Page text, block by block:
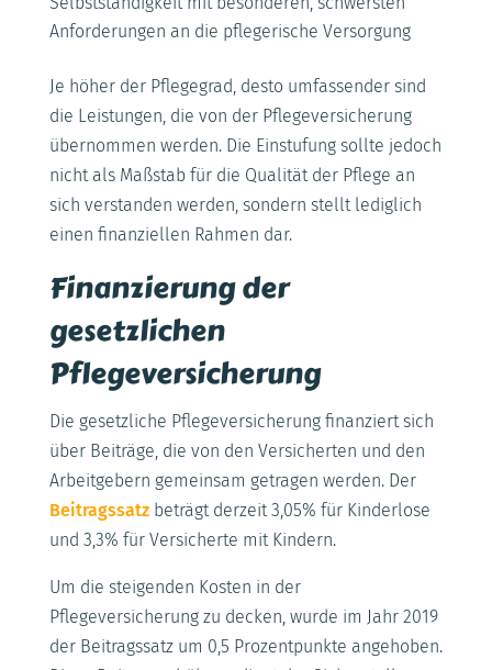
Anforderungen an die pflegerische Versorgung
Je höher der Pflegegrad, desto umfassender sind
die Leistungen, die von der Pflegeversicherung
übernommen werden. Die Einstufung sollte jedoch
nicht als Maßstab für die Qualität der Pflege an
sich verstanden werden, sondern stellt lediglich
einen finanziellen Rahmen dar.
Finanzierung der
gesetzlichen
Pflegeversicherung
Die gesetzliche Pflegeversicherung finanziert sich
über Beiträge, die von den Versicherten und den
Arbeitgebern gemeinsam getragen werden. Der
Beitragssatzbeträgt derzeit 3,05% für Kinderlose
und 3,3% für Versicherte mit Kindern.
Um die steigenden Kosten in der
Pflegeversicherung zu decken, wurde im Jahr 2019
der Beitragssatz um 0,5 Prozentpunkte angehoben.